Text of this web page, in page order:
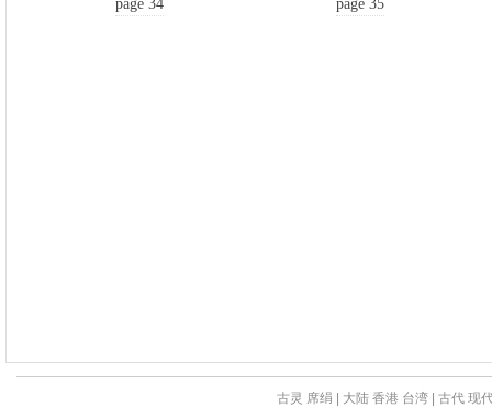
page 34
page 35
古灵 席绢 大陆 香港 台湾 古代 现